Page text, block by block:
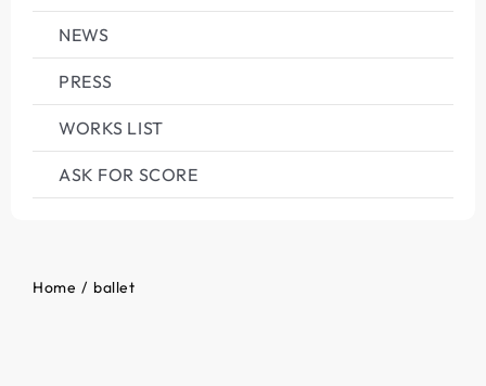
NEWS
PRESS
WORKS LIST
ASK FOR SCORE
Home ballet